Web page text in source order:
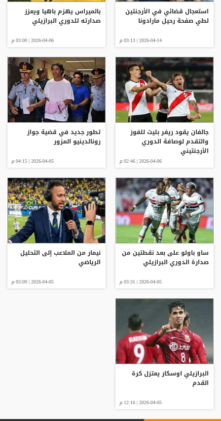
استعجال قضائي في الأرجنتين
لطي صفحة رحيل مارادونا
2026-04-14 | 03:13 م
بالميراس يهزم باهيا ويعزز
صدارته للدوري البرازيلي
2026-04-06 | 03:00 م
جالفان يقود ريفر بليت للفوز
والتقدم لوصافة الدوري
الأرجنتيني
2026-04-06 | 02:46 م
تطور جديد في قضية جواز
رونالدينيو المزور
2026-04-05 | 04:15 م
ساو باولو على بعد نقطتين من
صدارة الدوري البرازيلي
2026-04-05 | 03:31 م
نيمار من الملاعب إلى التحليل
الرياضي
2026-04-05 | 03:09 م
البرازيلي اوسكار يعتزل كرة
القدم
2026-04-05 | 12:16 م